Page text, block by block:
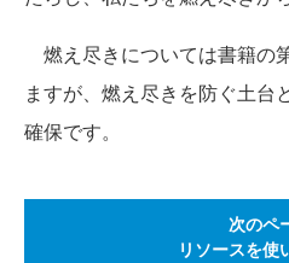
燃え尽きについては書籍の
ますが、燃え尽きを防ぐ土台
確保です。
次のペ
リソースを使